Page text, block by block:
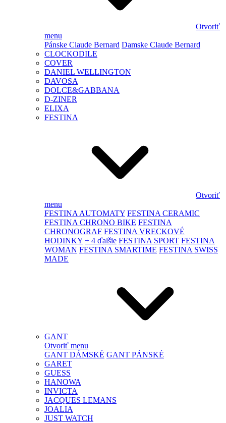
Otvoriť
menu
Pánske Claude Bernard Damske Claude Bernard
CLOCKODILE
COVER
DANIEL WELLINGTON
DAVOSA
DOLCE&GABBANA
D-ZINER
ELIXA
FESTINA
Otvoriť
menu
FESTINA AUTOMATY FESTINA CERAMIC
FESTINA CHRONO BIKE FESTINA
CHRONOGRAF FESTINA VRECKOVÉ
HODINKY + 4 ďalšie FESTINA SPORT FESTINA
WOMAN FESTINA SMARTIME FESTINA SWISS
MADE
GANT
Otvoriť menu
GANT DÁMSKÉ GANT PÁNSKÉ
GARET
GUESS
HANOWA
INVICTA
JACQUES LEMANS
JOALIA
JUST WATCH